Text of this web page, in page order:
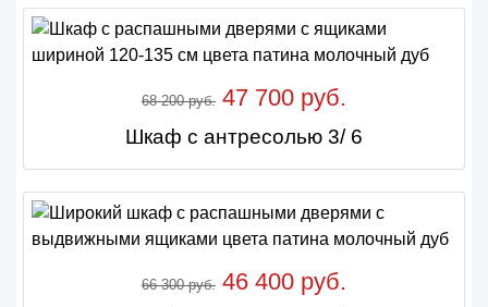
68 200 руб. 47 700 руб.
Шкаф с антресолью 3/ 6
66 300 руб. 46 400 руб.